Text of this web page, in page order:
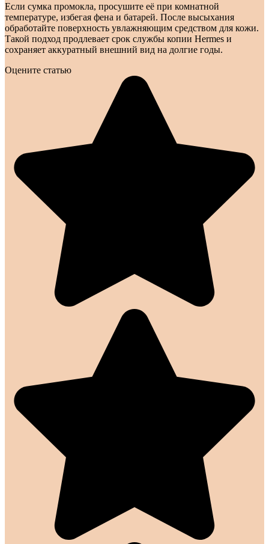
Если сумка промокла, просушите её при комнатной
температуре, избегая фена и батарей. После высыхания
обработайте поверхность увлажняющим средством для кожи.
Такой подход продлевает срок службы копии Hermes и
сохраняет аккуратный внешний вид на долгие годы.
Оцените статью